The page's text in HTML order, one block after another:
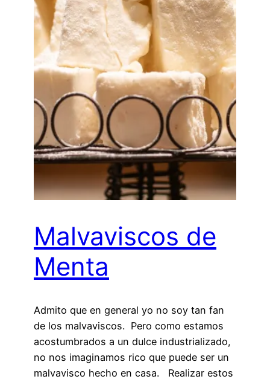
Malvaviscos de
Menta
Admito que en general yo no soy tan fan
de los malvaviscos. Pero como estamos
acostumbrados a un dulce industrializado,
no nos imaginamos rico que puede ser un
malvavisco hecho en casa. Realizar estos